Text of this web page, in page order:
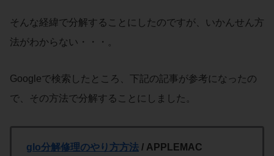
そんな経緯で分解することにしたのですが、いかんせん方
法がわからない・・・。
Googleで検索したところ、下記の記事が参考になったの
で、その方法で分解することにしました。
glo分解修理のやり方方法 / APPLEMAC